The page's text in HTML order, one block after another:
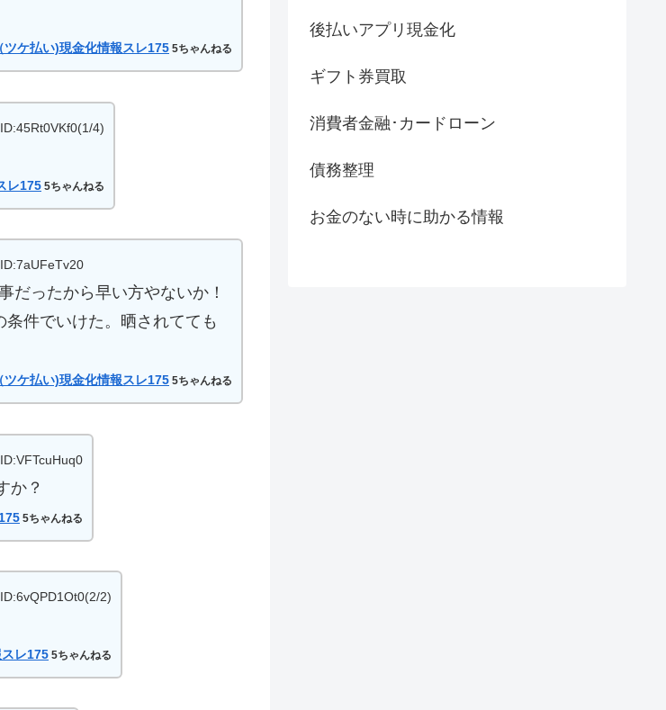
ツケ払い)現金化情報スレ175 5ちゃんねる
4)
レ175 5ちゃんねる
だったから早い方やないか！
件でいけた。晒されてても
ツケ払い)現金化情報スレ175 5ちゃんねる
か？
5ちゃんねる
2)
レ175 5ちゃんねる
後払いアプリ現金化
ギフト券買取
消費者金融･カードローン
債務整理
お金のない時に助かる情報